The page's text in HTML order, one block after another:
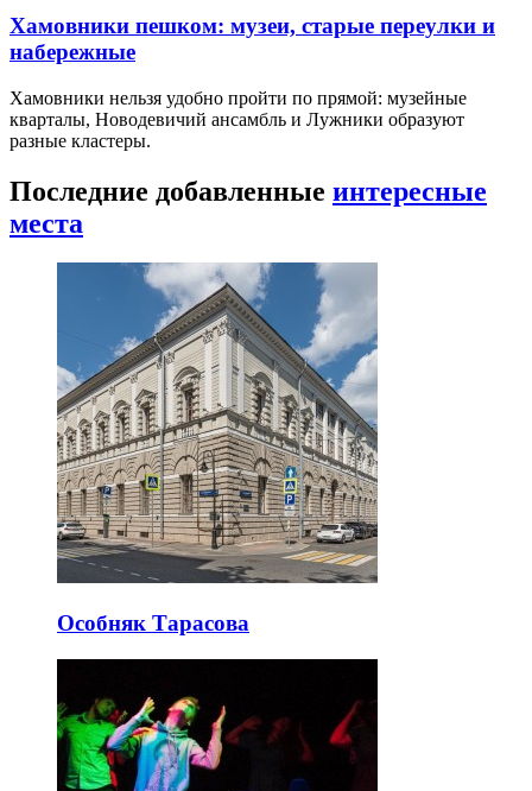
Хамовники пешком: музеи, старые переулки и
набережные
Хамовники нельзя удобно пройти по прямой: музейные
кварталы, Новодевичий ансамбль и Лужники образуют
разные кластеры.
Последние добавленные интересные
места
Особняк Тарасова